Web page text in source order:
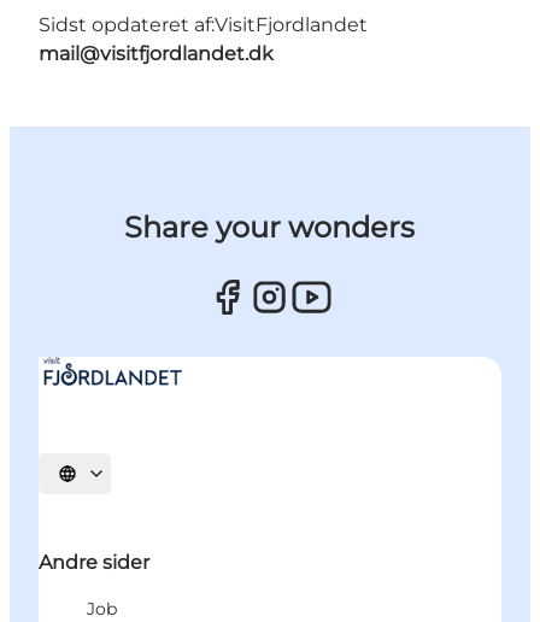
Sidst opdateret af:VisitFjordlandet
mail@visitfjordlandet.dk
Share your wonders
Vælg sprog
Andre sider
Job